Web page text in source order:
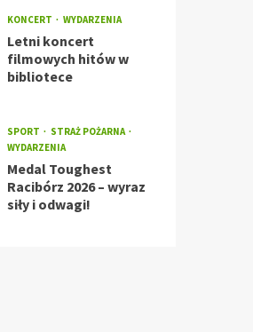
KONCERT WYDARZENIA
Letni koncert
filmowych hitów w
bibliotece
SPORT
STRAŻ POŻARNA
WYDARZENIA
Medal Toughest
Racibórz 2026 – wyraz
siły i odwagi!